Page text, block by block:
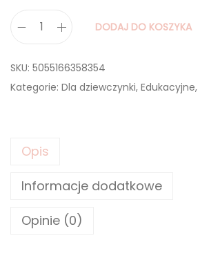
o
ś
a
k
w
DODAJ DO KOSZYKA
SKU: 5055166358354
Kategorie: Dla dziewczynki, Edukacyjne,
Opis
Informacje dodatkowe
Opinie (0)